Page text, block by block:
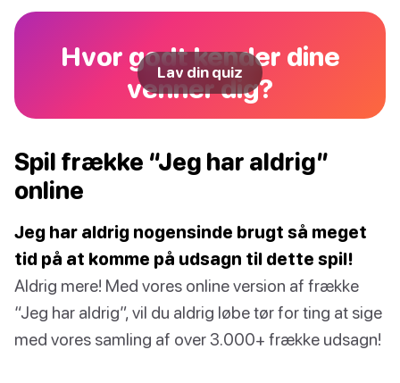
Hvor godt kender dine
venner dig?
Lav din quiz
Spil frække “Jeg har aldrig”
online
Jeg har aldrig nogensinde brugt så meget
tid på at komme på udsagn til dette spil!
Aldrig mere! Med vores online version af frække
“Jeg har aldrig”, vil du aldrig løbe tør for ting at sige
med vores samling af over 3.000+ frække udsagn!